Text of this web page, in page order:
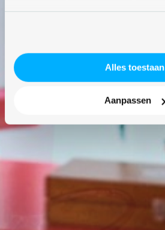
Alles toestaan
Aanpassen